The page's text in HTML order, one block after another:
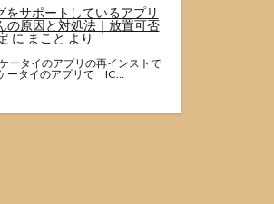
をサポートしているアプリ
の原因と対処法｜放置可否
に まこと より
ータイのアプリの再インストで
ータイのアプリで IC…